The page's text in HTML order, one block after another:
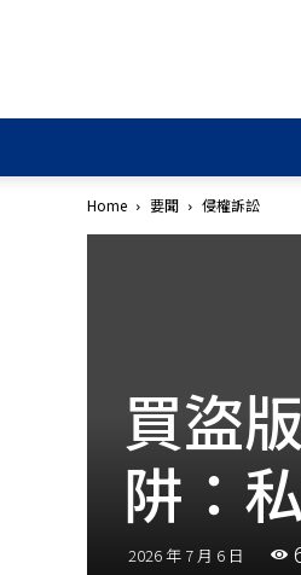
Home 要聞 侵權訴訟
買盜
阱：
2026 年 7 月 6 日